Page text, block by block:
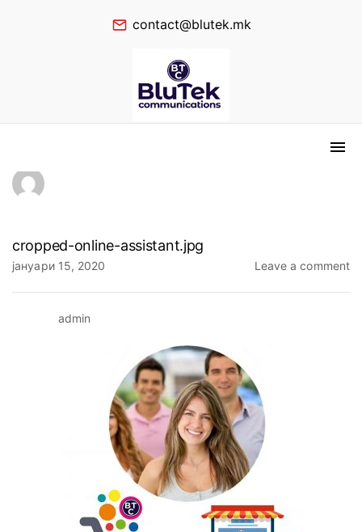
contact@blutek.mk
cropped-online-assistant.jpg
јануари 15, 2020 Leave a comment
admin